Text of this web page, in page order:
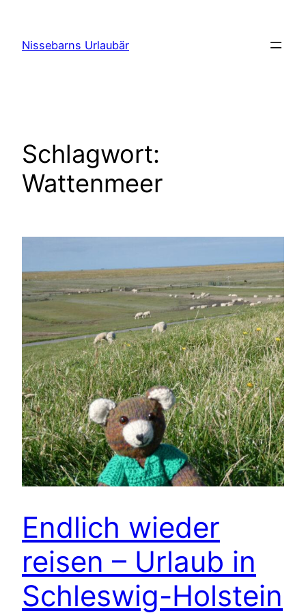
springen
Nissebarns Urlaubär
Schlagwort:
Wattenmeer
Endlich wieder
reisen – Urlaub in
Schleswig-Holstein